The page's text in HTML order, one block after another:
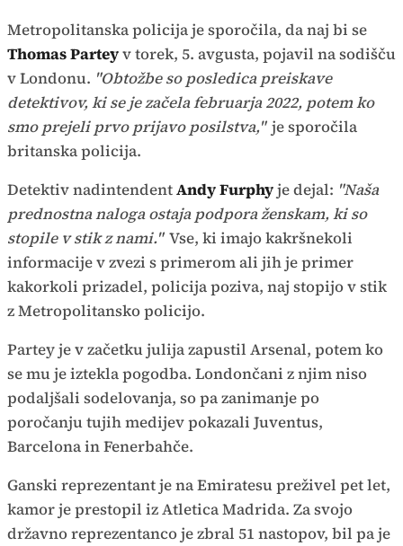
Metropolitanska policija je sporočila, da naj bi se
Thomas Parteyv torek, 5. avgusta, pojavil na sodišču
v Londonu. "Obtožbe so posledica preiskave
detektivov, ki se je začela februarja 2022, potem ko
smo prejeli prvo prijavo posilstva," je sporočila
britanska policija.
Detektiv nadintendentAndy Furphyje dejal: "Naša
prednostna naloga ostaja podpora ženskam, ki so
stopile v stik z nami." Vse, ki imajo kakršnekoli
informacije v zvezi s primerom ali jih je primer
kakorkoli prizadel, policija poziva, naj stopijo v stik
z Metropolitansko policijo.
Partey je v začetku julija zapustil Arsenal, potem ko
se mu je iztekla pogodba. Londončani z njim niso
podaljšali sodelovanja, so pa zanimanje po
poročanju tujih medijev pokazali Juventus,
Barcelona in Fenerbahče.
Ganski reprezentant je na Emiratesu preživel pet let,
kamor je prestopil iz Atletica Madrida. Za svojo
državno reprezentanco je zbral 51 nastopov, bil pa je